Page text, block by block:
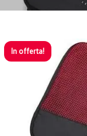
In offerta!